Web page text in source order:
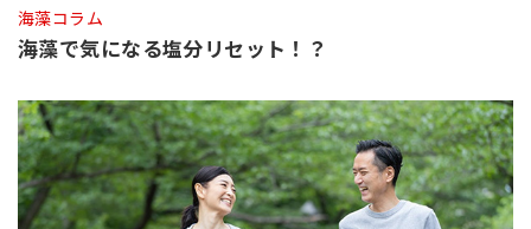
海藻コラム
海藻で気になる塩分リセット！？